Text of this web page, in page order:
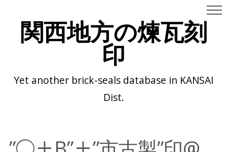
関西地方の煉瓦刻
印
Yet another brick-seals database in KANSAI
Dist.